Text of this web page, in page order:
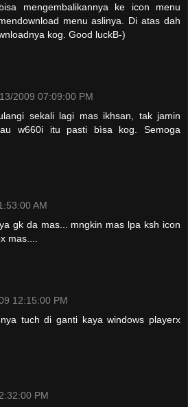
mengembalikannya ke icon menu
menu aslinya. Di atas dah
kog. Good luckB-)
2009 07:09:00 PM
sekali lagi mas ikhsan, tak jamin
w660i itu pasti bìsa kog. Semoga
AM
gk da mas... mngkin mas lpa ksh icon
mas....
12:15:00 PM
tuch di ganti kaya windows playerx
PM